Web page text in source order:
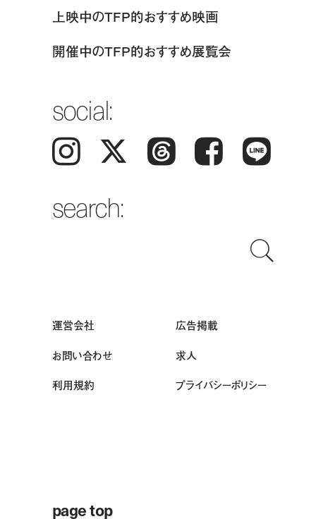
上映中のTFP的おすすめ映画
開催中のTFP的おすすめ展覧会
social:
Instagram 𝕏 Threads Facebook LINE
search:
運営会社
広告掲載
お問い合わせ
求人
利用規約 プライバシーポリシー
page top